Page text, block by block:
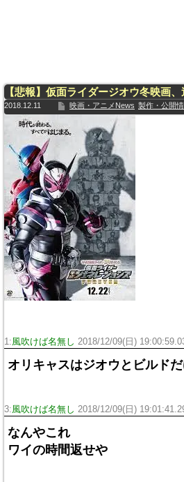
【悲報】仮面ライダージオウ冬映画
2018.12.11 映画・アニメNews 製作・公開
1:風吹けば名無し 2018/12/09(日)
オリキャスはジオウとビルド
3:風吹けば名無し 2018/12/09(日)
なんやこれ
ワイの時間返せや